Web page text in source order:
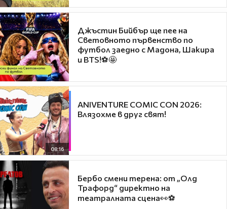
Джъстин Бийбър ще пее на
Световното първенство по
футбол заедно с Мадона, Шакира
и BTS!⚽🤩
08:16
ANIVENTURE COMIC CON 2026:
Влязохме в друг свят!
Бербо смени терена: от „Олд
Трафорд“ директно на
театралната сцена👀⚽